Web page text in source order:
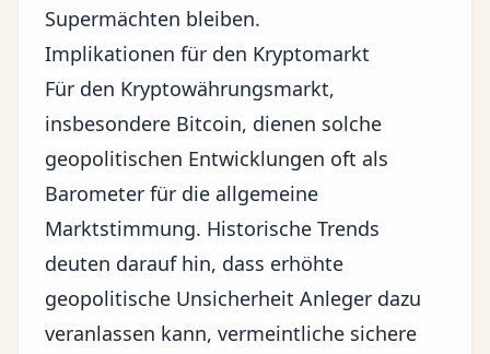
Supermächten bleiben.
Implikationen für den Kryptomarkt
Für den Kryptowährungsmarkt,
insbesondere Bitcoin, dienen solche
geopolitischen Entwicklungen oft als
Barometer für die allgemeine
Marktstimmung. Historische Trends
deuten darauf hin, dass erhöhte
geopolitische Unsicherheit Anleger dazu
veranlassen kann, vermeintliche sichere